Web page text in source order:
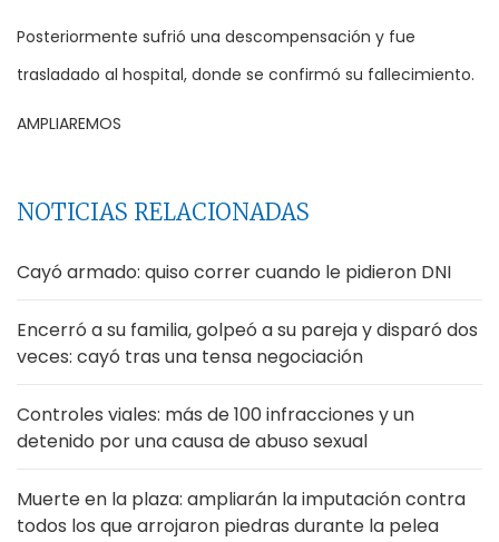
Posteriormente sufrió una descompensación y fue
trasladado al hospital, donde se confirmó su fallecimiento.
AMPLIAREMOS
NOTICIAS RELACIONADAS
Cayó armado: quiso correr cuando le pidieron DNI
Encerró a su familia, golpeó a su pareja y disparó dos
veces: cayó tras una tensa negociación
Controles viales: más de 100 infracciones y un
detenido por una causa de abuso sexual
Muerte en la plaza: ampliarán la imputación contra
todos los que arrojaron piedras durante la pelea